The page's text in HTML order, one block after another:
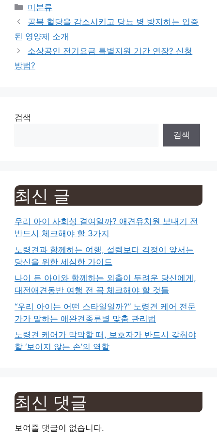
Categories
미분류
공복 혈당을 감소시키고 당뇨 병 방지하는 입증
된 영양제 소개
소상공인 전기요금 특별지원 기간 연장? 신청
방법?
검색
검색
최신 글
우리 아이 사회성 결여일까? 애견유치원 보내기 전
반드시 체크해야 할 3가지
노령견과 함께하는 여행, 설렘보다 걱정이 앞서는
당신을 위한 세심한 가이드
나이 든 아이와 함께하는 외출이 두려운 당신에게,
대전애견동반 여행 전 꼭 체크해야 할 것들
“우리 아이는 어떤 스타일일까?” 노령견 케어 전문
가가 말하는 애완견종류별 맞춤 관리법
노령견 케어가 막막할 때, 보호자가 반드시 갖춰야
할 ‘보이지 않는 손’의 역할
최신 댓글
보여줄 댓글이 없습니다.